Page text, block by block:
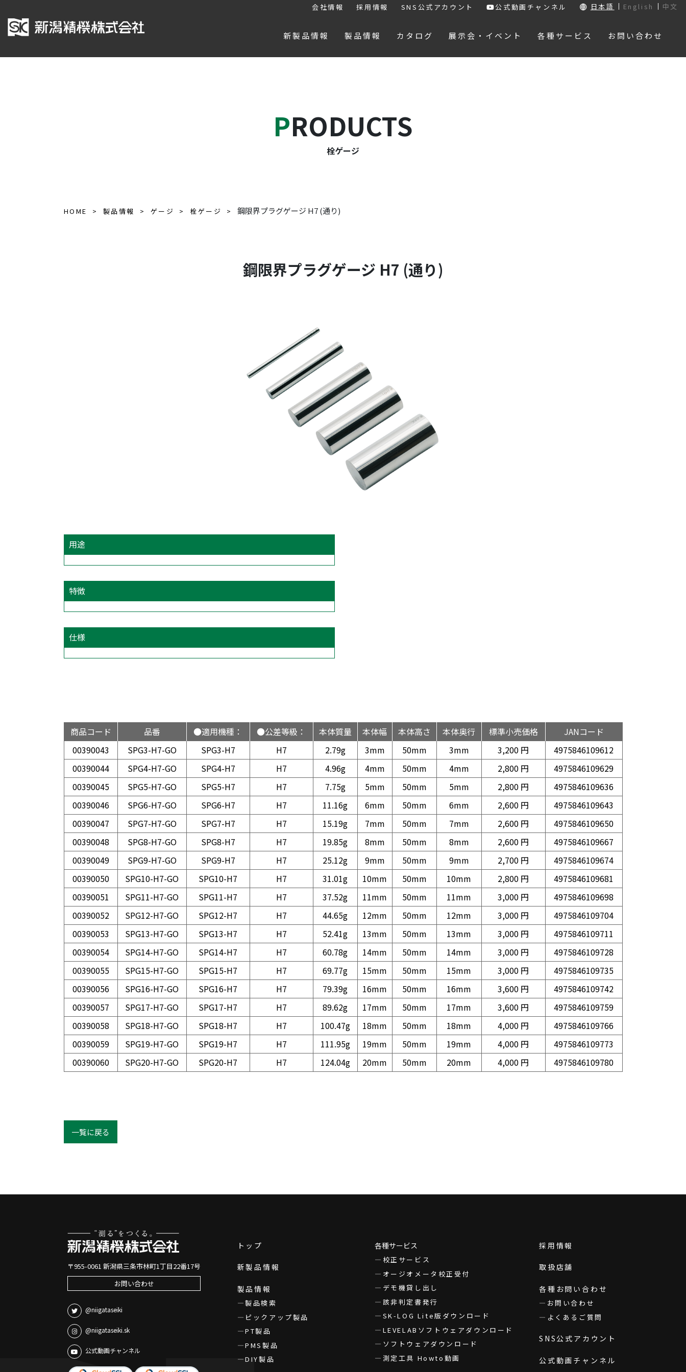
会社情報 採用情報 SNS公式アカウント 公式動画チャンネル 日本語 English 中文
新製品情報 製品情報 カタログ 展示会・イベント 各種サービス お問い合わせ
PRODUCTS
栓ゲージ
HOME 製品情報 ゲージ 栓ゲージ 鋼限界プラグゲージ H7 (通り)
鋼限界プラグゲージ H7 (通り)
用途
特徴
仕様
商品コード 品番 ●適用機種： ●公差等級： 本体質量 本体幅 本体高さ 本体奥行 標準小売価格
JANコード
00390043
SPG3-H7-GO SPG3-H7 H7 2.79g 3mm 50mm 3mm 3,200 円
4975846109612
00390044
SPG4-H7-GO SPG4-H7 H7 4.96g 4mm 50mm 4mm 2,800 円
4975846109629
00390045
SPG5-H7-GO SPG5-H7 H7 7.75g 5mm 50mm 5mm 2,800 円
4975846109636
00390046
SPG6-H7-GO SPG6-H7 H7 11.16g 6mm 50mm 6mm 2,600 円
4975846109643
00390047
SPG7-H7-GO SPG7-H7 H7 15.19g 7mm 50mm 7mm 2,600 円
4975846109650
00390048
SPG8-H7-GO SPG8-H7 H7 19.85g 8mm 50mm 8mm 2,600 円
4975846109667
00390049
SPG9-H7-GO SPG9-H7 H7 25.12g 9mm 50mm 9mm 2,700 円
4975846109674
00390050
SPG10-H7-GO SPG10-H7 H7 31.01g 10mm 50mm 10mm 2,800 円
4975846109681
00390051
SPG11-H7-GO SPG11-H7 H7 37.52g 11mm 50mm 11mm 3,000 円
4975846109698
00390052
SPG12-H7-GO SPG12-H7 H7 44.65g 12mm 50mm 12mm 3,000 円
4975846109704
00390053
SPG13-H7-GO SPG13-H7 H7 52.41g 13mm 50mm 13mm 3,000 円
4975846109711
00390054
SPG14-H7-GO SPG14-H7 H7 60.78g 14mm 50mm 14mm 3,000 円
4975846109728
00390055
SPG15-H7-GO SPG15-H7 H7 69.77g 15mm 50mm 15mm 3,000 円
4975846109735
00390056
SPG16-H7-GO SPG16-H7 H7 79.39g 16mm 50mm 16mm 3,600 円
4975846109742
00390057
SPG17-H7-GO SPG17-H7 H7 89.62g 17mm 50mm 17mm 3,600 円
4975846109759
00390058
SPG18-H7-GO SPG18-H7 H7 100.47g 18mm 50mm 18mm 4,000 円
4975846109766
00390059
SPG19-H7-GO SPG19-H7 H7 111.95g 19mm 50mm 19mm 4,000 円
4975846109773
00390060
SPG20-H7-GO SPG20-H7 H7 124.04g 20mm 50mm 20mm 4,000 円 4975846109780
一覧に戻る
〒955-0061 新潟県三条市林町1丁目22番17号
お問い合わせ
@niigataseiki
@niigataseiki.sk
公式動画チャンネル
トップ
新製品情報
製品情報
製品検索
ピックアップ製品
PT製品
PMS製品
DIY製品
各種サービス
校正サービス
オージオメータ校正受付
デモ機貸し出し
該非判定書発行
SK-LOG Lite版ダウンロード
LEVELABソフトウェアダウンロード
ソフトウェアダウンロード
測定工具 Howto動画
採用情報
取扱店舗
各種お問い合わせ
お問い合わせ
よくあるご質問
SNS公式アカウント
公式動画チャンネル